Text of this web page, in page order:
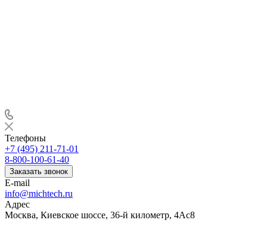
Телефоны
+7 (495) 211-71-01
8-800-100-61-40
Заказать звонок
E-mail
info@michtech.ru
Адрес
Москва, Киевское шоссе, 36-й километр, 4Ас8